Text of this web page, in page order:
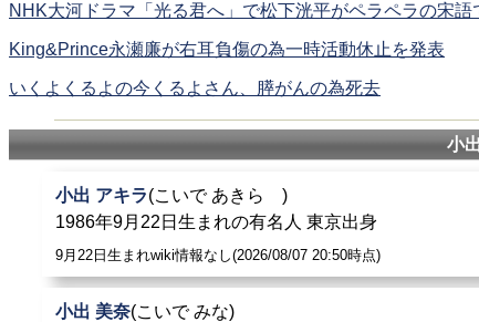
NHK大河ドラマ「光る君へ」で松下洸平がペラペラの宋語
King&Prince永瀬廉が右耳負傷の為一時活動休止を発表
いくよくるよの今くるよさん、膵がんの為死去
小
小出 アキラ(こいで あきら )
1986年9月22日生まれの有名人 東京出身
9月22日生まれwiki情報なし(2026/08/07 20:50時点)
小出 美奈(こいで みな)